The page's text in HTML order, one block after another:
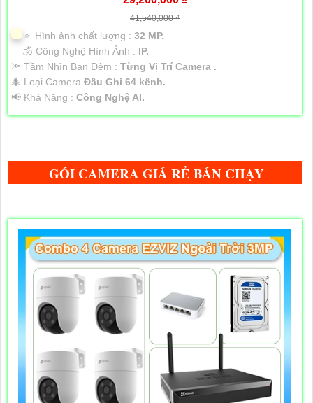
41,540,000 ₫
🔅 Hình ảnh chất lượng : 32 MP.
🕉️ Công Nghệ Hình Ảnh : IP.
🔦 Tầm Nhìn Ban Đêm : Từng Vị Trí Camera .
🐜 Loại Camera Đầu Ghi 64 kênh.
️📢 Khả Năng : Công Nghệ AI.
GÓI CAMERA GIÁ RẺ BÁN CHẠY